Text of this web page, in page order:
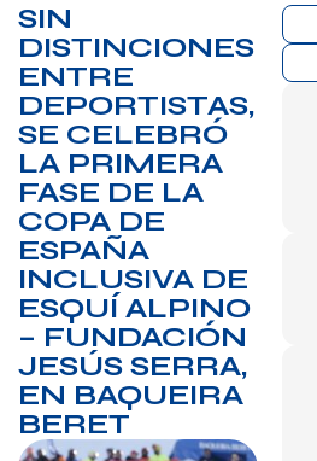
SIN
DISTINCIONES
ENTRE
DEPORTISTAS,
SE CELEBRÓ
LA PRIMERA
FASE DE LA
COPA DE
ESPAÑA
INCLUSIVA DE
ESQUÍ ALPINO
– FUNDACIÓN
JESÚS SERRA,
EN BAQUEIRA
BERET